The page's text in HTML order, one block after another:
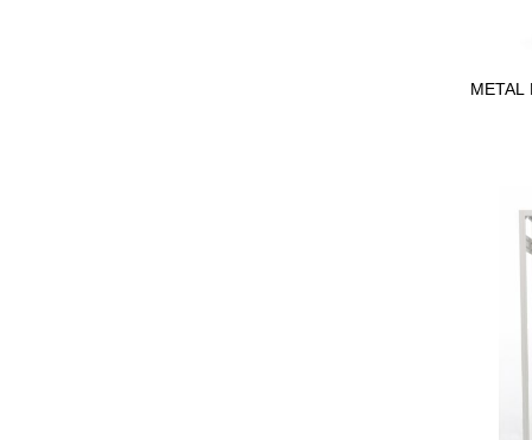
METAL